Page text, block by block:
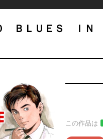
ＢＬＵＥＳ ＩＮ
この作品は